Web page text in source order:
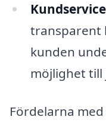
transparent
kunden
möjlighet
Fördelarna